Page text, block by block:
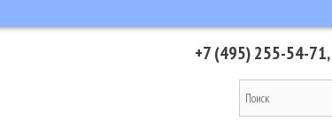
+7 (495) 255-54-71,